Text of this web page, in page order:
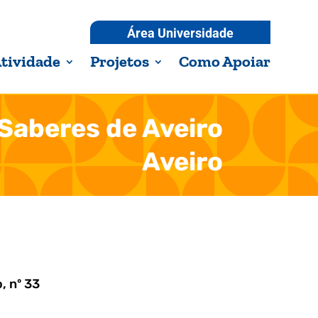
Área Universidade
Projetos Como Apoiar
de Aveiro
Aveiro
nº 33